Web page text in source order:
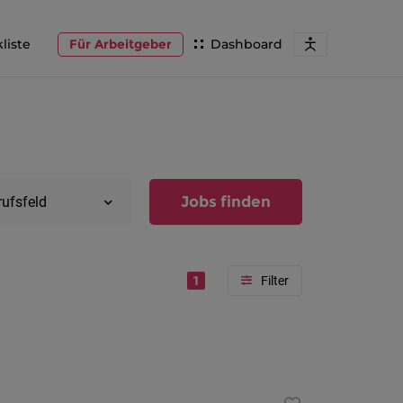
Dashboard
Für Arbeitgeber
Jobs finden
1